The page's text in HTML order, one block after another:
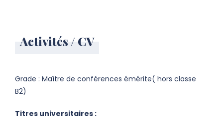
Activités / CV
Grade : Maître de conférences émérite( hors classe
B2)
Titres universitaires :